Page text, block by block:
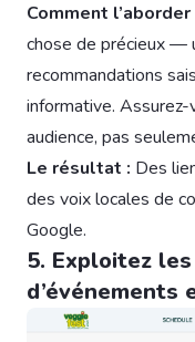
Comment l’aborder
chose de précieux —
recommandations
informative.
audience, pas
Le résultat : Des
des voix locales de
Google.
5. Exploitez
d’événements